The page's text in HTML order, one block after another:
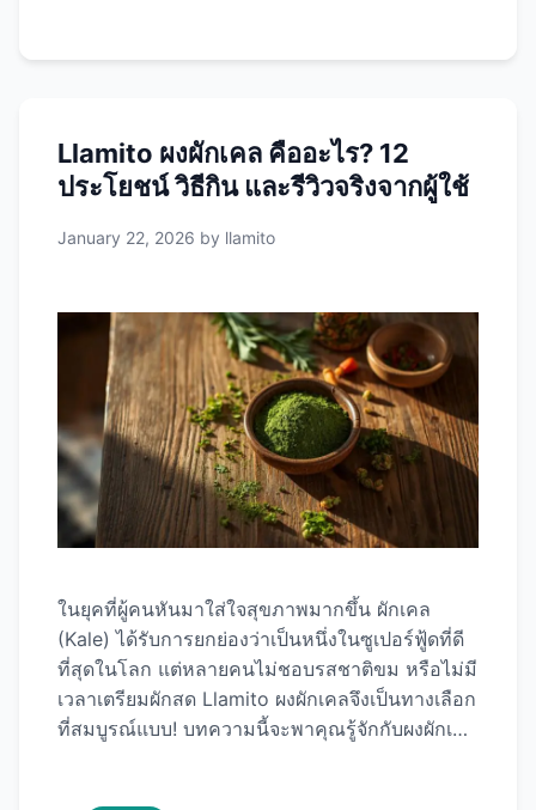
Llamito ผงผักเคล คืออะไร? 12
ประโยชน์ วิธีกิน และรีวิวจริงจากผู้ใช้
January 22, 2026 by llamito
ในยุคที่ผู้คนหันมาใส่ใจสุขภาพมากขึ้น ผักเคล
(Kale) ได้รับการยกย่องว่าเป็นหนึ่งในซูเปอร์ฟู้ดที่ดี
ที่สุดในโลก แต่หลายคนไม่ชอบรสชาติขม หรือไม่มี
เวลาเตรียมผักสด Llamito ผงผักเคลจึงเป็นทางเลือก
ที่สมบูรณ์แบบ! บทความนี้จะพาคุณรู้จักกับผงผักเคล